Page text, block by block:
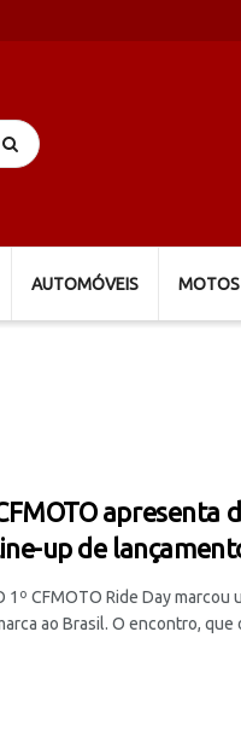
AUTOMÓVEIS MOTOS
apresenta
up de
1º CFMOTO Ride Day
ao Brasil. O encontro, que